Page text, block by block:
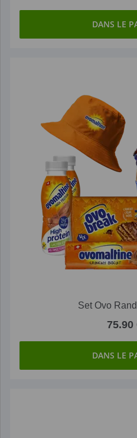
DANS LE
Set Ovo
75.90
DANS LE